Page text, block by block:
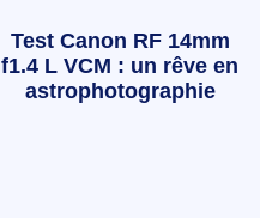
Test Canon RF 14mm
f1.4 L VCM : un rêve en
astrophotographie